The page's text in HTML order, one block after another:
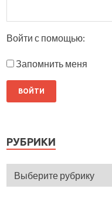
Войти с помощью:
Запомнить меня
РУБРИКИ